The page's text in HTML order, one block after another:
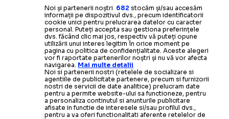
Noi și partenerii noștri 682 stocăm și/sau accesăm
informații pe dispozitivul dvs., precum identificatorii
cookie unici pentru prelucrarea datelor cu caracter
personal. Puteți accepta sau gestiona preferințele
dvs. făcând clic mai jos, respectiv vă puteți opune
utilizării unui interes legitim în orice moment pe
pagina cu politica de confidențialitate. Aceste alegeri
vor fi raportate partenerilor noștri și nu vă vor afecta
navigarea. Mai multe detalii
Noi si partenerii nostri (retelele de socializare si
agentiile de publicitate partenere, precum si furnizorii
nostri de servicii de date analitice) prelucram date
pentru a permite website-ului sa functioneze, pentru
a personaliza continutul si anunturile publicitare
afisate in functie de interesele si/sau profilul dvs.,
pentru a va oferi functionalitati aferente retelelor de